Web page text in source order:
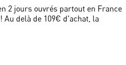
2 jours ouvrés partout en France
delà de 109€ d'achat, la